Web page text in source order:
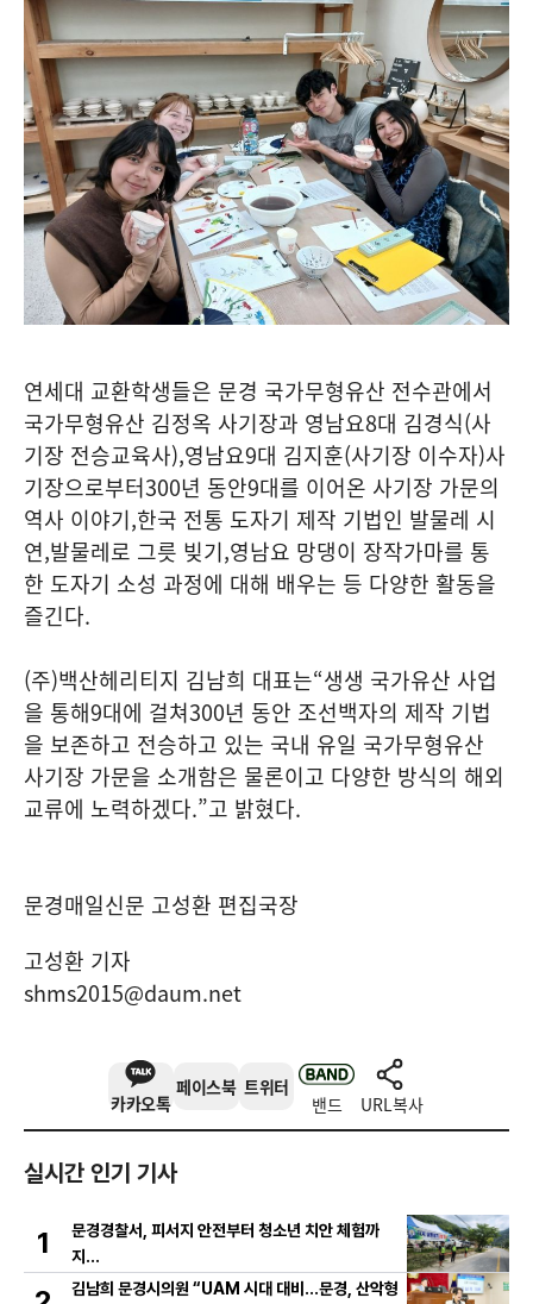
연세대 교환학생들은 문경 국가무형유산 전수관에서
국가무형유산 김정옥 사기장과 영남요8대 김경식(사
기장 전승교육사),영남요9대 김지훈(사기장 이수자)사
기장으로부터300년 동안9대를 이어온 사기장 가문의
역사 이야기,한국 전통 도자기 제작 기법인 발물레 시
연,발물레로 그릇 빚기,영남요 망댕이 장작가마를 통
한 도자기 소성 과정에 대해 배우는 등 다양한 활동을
즐긴다.
(주)백산헤리티지 김남희 대표는“생생 국가유산 사업
을 통해9대에 걸쳐300년 동안 조선백자의 제작 기법
을 보존하고 전승하고 있는 국내 유일 국가무형유산
사기장 가문을 소개함은 물론이고 다양한 방식의 해외
교류에 노력하겠다.”고 밝혔다.
문경매일신문 고성환 편집국장
고성환 기자
shms2015@daum.net
카카오톡
페이스북 트위터
밴드 URL복사
실시간 인기 기사
1
문경경찰서, 피서지 안전부터 청소년 치안 체험까
지…
김남희 문경시의원 “UAM 시대 대비…문경, 산악형